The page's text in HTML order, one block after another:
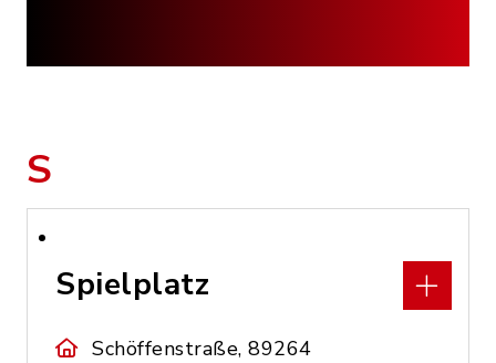
S
Spielplatz
Schöffenstraße, 89264